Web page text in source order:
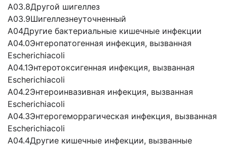
А03.8Другой шигеллез
А03.9Шигеллезнеуточненный
А04Другие бактериальные кишечные инфекции
A04.0Энтеропатогенная инфекция, вызванная
Escherichiacoli
A04.1Энтеротоксигенная инфекция, вызванная
Escherichiacoli
A04.2Энтероинвазивная инфекция, вызванная
Escherichiacoli
A04.3Энтерогеморрагическая инфекция, вызванная
Escherichiacoli
A04.4Другие кишечные инфекции, вызванные